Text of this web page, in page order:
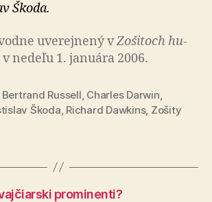
Škoda.
uve­rej­ne­ný vZo­ši­toch hu­
v nedeľu 1. januára 2006.
Bertrand Russell Charles Darwin
Škoda Richard Dawkins, Zošity
prominenti?